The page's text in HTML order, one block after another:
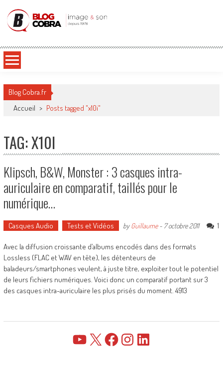
Blog Cobra
Blog Cobra.fr
Accueil > Posts tagged "x10i"
TAG: X10I
Klipsch, B&W, Monster : 3 casques intra-
auriculaire en comparatif, taillés pour le
numérique…
Casques Audio Tests et Vidéos byGuillaume- 7 octobre 2011 1
Avec la diffusion croissante d’albums encodés dans des formats
Lossless (FLAC et WAV en tête), les détenteurs de
baladeurs/smartphones veulent, à juste titre, exploiter tout le potentiel
de leurs fichiers numériques. Voici donc un comparatif portant sur 3
des casques intra-auriculaire les plus prisés du moment. 4913
YouTube FacebookInstagramLinkedIn